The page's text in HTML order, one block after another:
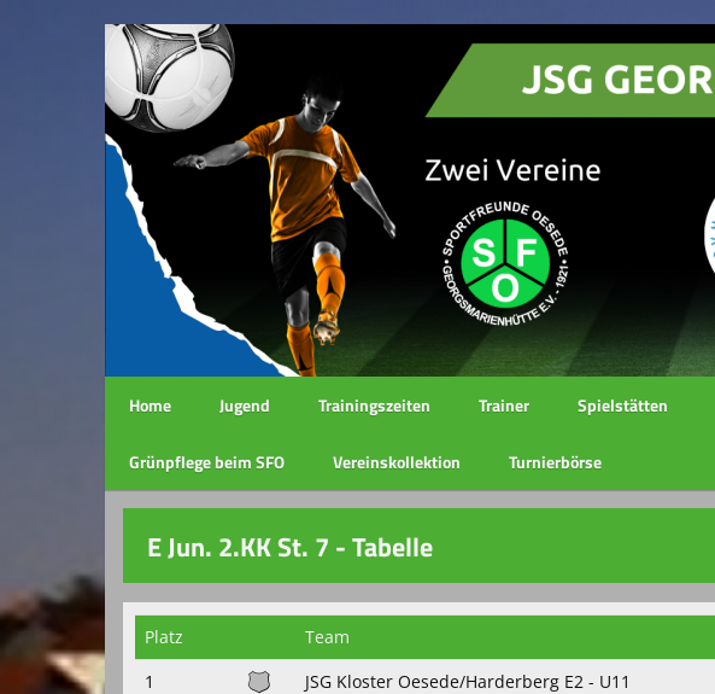
Home Jugend Trainingszeiten Trainer Spielstätten
Grünpflege beim SFO Vereinskollektion Turnierbörse
E Jun. 2.KK St. 7 - Tabelle
Platz Team
1
JSG Kloster Oesede/Harderberg E2 - U11